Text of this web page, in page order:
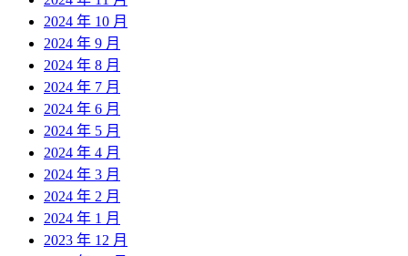
2024 年 10 月
2024 年 9 月
2024 年 8 月
2024 年 7 月
2024 年 6 月
2024 年 5 月
2024 年 4 月
2024 年 3 月
2024 年 2 月
2024 年 1 月
2023 年 12 月